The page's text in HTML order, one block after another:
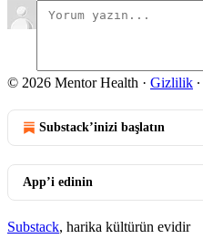
© 2026 Mentor Health · Gizlilik ∙
Substack’inizi başlatın
App’i edinin
Substack, harika kültürün evidir